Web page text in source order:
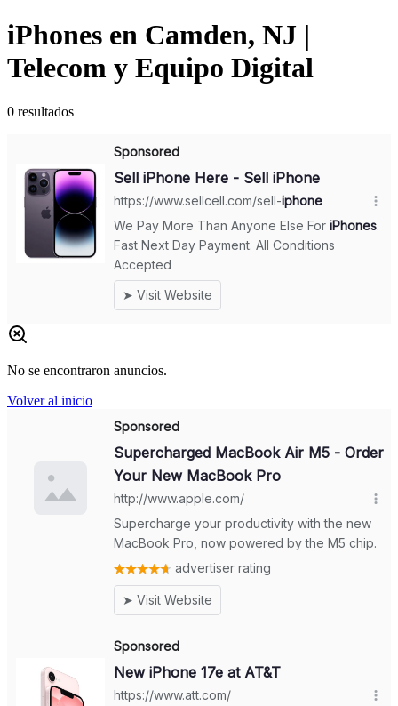
iPhones en Camden, NJ |
Telecom y Equipo Digital
0 resultados
No se encontraron anuncios.
Volver al inicio